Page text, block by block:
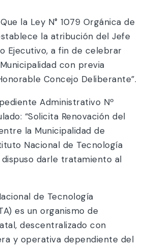
Que la Ley N° 1079 Orgánica de
la atribución del Jefe
Ejecutivo, a fin de celebrar
con previa
Concejo Deliberante”.
Administrativo Nº
“Solicita Renovación del
la Municipalidad de
Nacional de Tecnología
dispuso darle tratamiento al
de Tecnología
es un organismo de
descentralizado con
y operativa dependiente del